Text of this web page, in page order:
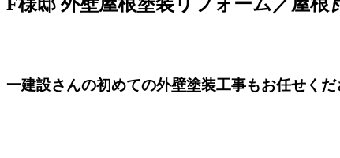
一建設さんの初めての外壁塗装工事もお任せく